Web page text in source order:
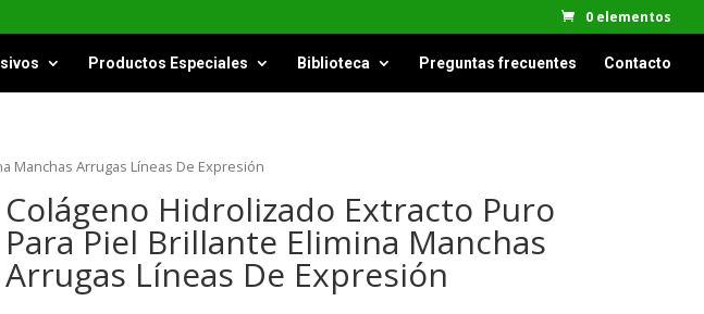
0 elementos
Productos Especiales Biblioteca Preguntas frecuentes Contacto
Manchas Arrugas Líneas De Expresión
Colágeno Hidrolizado Extracto Puro
Para Piel Brillante Elimina Manchas
Arrugas Líneas De Expresión